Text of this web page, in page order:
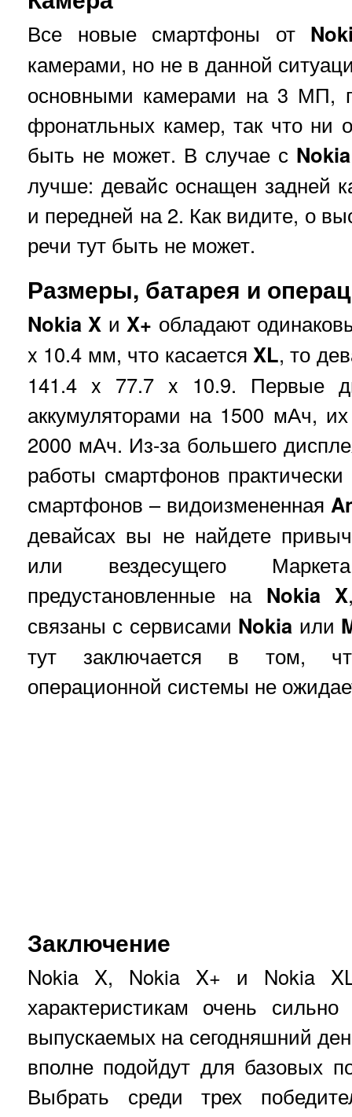
Все новые смартфоны от
камерами, но не в данной
основными камерами на 3 МП,
фронатльных камер, так что ни
быть не может. В случае с
лучше: девайс оснащен задней
и передней на 2. Как видите, о
речи тут быть не может.
Размеры, батарея и
Nokia X и X+ обладают
x 10.4 мм, что касается XL, то
141.4 x 77.7 x 10.9. Первые
аккумуляторами на 1500 мАч,
2000 мАч. Из-за большего
работы смартфонов
смартфонов – видоизмененная
девайсах вы не найдете
или вездесущего
предустановленные на Nokia X
связаны с сервисами Nokia или
тут заключается в том,
операционной системы не
Заключение
Nokia X, Nokia X+ и Nokia
характеристикам очень
выпускаемых на сегодняшний
вполне подойдут для базовых
Выбрать среди трех